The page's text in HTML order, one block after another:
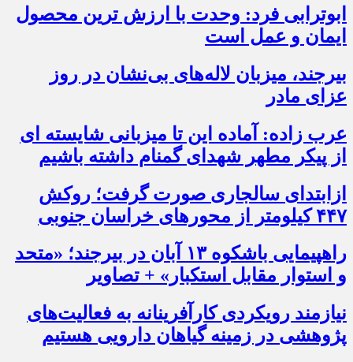
ابوترابی فرد: وحدت با ارزش ترین محصول
ایمان و عمل است
بیرجند، میزبان لاله‌های بی‌نشان در روز
عزای مادر
عرب زاده: آماده این تا میزبانی شایسته ای
از پیکر مطهر شهدای گمنام داشته باشیم
ازابتدای سالجاری صورت گرفت؛ روکش
۴۴۷ کیلومتر از محورهای خراسان جنوبی
راهپیمایی باشکوه ۱۳ آبان در بیرجند؛ «متحد
و استوار مقابل استکبار» + تصاویر
نیازمند رویکردی کارآفرینانه به فعالیت‌های
پژوهشی در زمینه گیاهان دارویی هستیم